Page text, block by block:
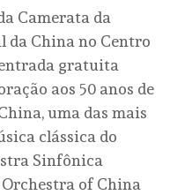
Camerata da
da China no Centro
gratuita
aos 50 anos de
uma das mais
clássica do
Sinfônica
of China